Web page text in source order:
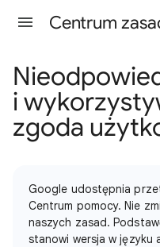
i
zgoda
Google udostępnia
Centrum pomocy. Nie
naszych zasad.
stanowi wersja w języku